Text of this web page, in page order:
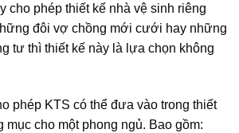
cho phép thiết kế nhà vệ sinh riêng
đôi vợ chồng mới cưới hay những
tư thì thiết kế này là lựa chọn không
phép KTS có thể đưa vào trong thiết
mục cho một phong ngủ. Bao gồm: